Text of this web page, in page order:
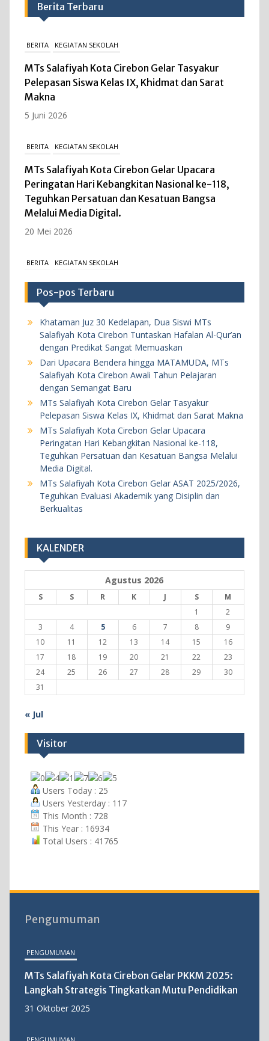
Berita Terbaru
BERITA KEGIATAN SEKOLAH
MTs Salafiyah Kota Cirebon Gelar Tasyakur
Pelepasan Siswa Kelas IX, Khidmat dan Sarat
Makna
5 Juni 2026
BERITA KEGIATAN SEKOLAH
MTs Salafiyah Kota Cirebon Gelar Upacara
Peringatan Hari Kebangkitan Nasional ke-118,
Teguhkan Persatuan dan Kesatuan Bangsa
Melalui Media Digital.
20 Mei 2026
BERITA KEGIATAN SEKOLAH
MTs Salafiyah Kota Cirebon Gelar ASAT
2025/2026, Teguhkan Evaluasi Akademik yang
18 Mei 2026
BERITA KEGIATAN SEKOLAH
Khataman Juz 30 Kedelapan, Dua Siswi MTs
Salafiyah Kota Cirebon Tuntaskan Hafalan Al-
Qur’an dengan Predikat Sangat Memuaskan
5 Agustus 2026
BERITA KEGIATAN SEKOLAH
Dari Upacara Bendera hingga MATAMUDA, MTs
Salafiyah Kota Cirebon Awali Tahun Pelajaran
13 Juli 2026
Pos-pos Terbaru
Khataman Juz 30 Kedelapan, Dua Siswi MTs
Salafiyah Kota Cirebon Tuntaskan Hafalan Al-Qur’an
dengan Predikat Sangat Memuaskan
Dari Upacara Bendera hingga MATAMUDA, MTs
Salafiyah Kota Cirebon Awali Tahun Pelajaran
dengan Semangat Baru
MTs Salafiyah Kota Cirebon Gelar Tasyakur
Pelepasan Siswa Kelas IX, Khidmat dan Sarat Makna
MTs Salafiyah Kota Cirebon Gelar Upacara
Peringatan Hari Kebangkitan Nasional ke-118,
Teguhkan Persatuan dan Kesatuan Bangsa Melalui
Media Digital.
MTs Salafiyah Kota Cirebon Gelar ASAT 2025/2026,
Teguhkan Evaluasi Akademik yang Disiplin dan
Berkualitas
KALENDER
Agustus 2026
S S R K J S
M
1
2
3
4 5 6 7 8
9
10
11 12 13 14 15
16
17
18 19 20 21 22
23
24
25 26 27 28 29
30
31
« Jul
Visitor
Users Today : 25
Users Yesterday : 117
This Month : 728
This Year : 16934
Total Users : 41765
Pengumuman
PENGUMUMAN
MTs Salafiyah Kota Cirebon Gelar PKKM 2025:
Langkah Strategis Tingkatkan Mutu Pendidikan
31 Oktober 2025